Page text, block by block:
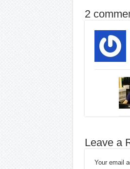
2
Leave a
Your email